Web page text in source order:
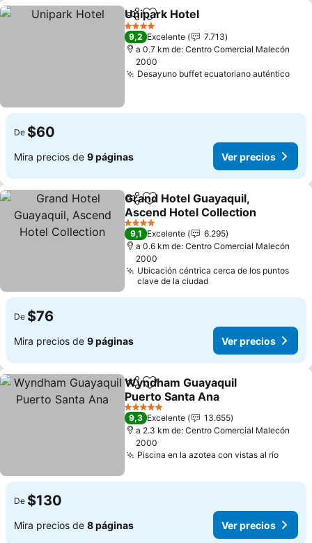
CompartirAgregar a favoritos
Unipark Hotel
4 Estrellas
9,2 Excelente
7.713
a 0.7 km de: Centro Comercial Malecón
2000
Desayuno buffet ecuatoriano auténticoVer
De $60
Mira precios de 9 páginas Ver precios
CompartirAgregar a favoritos
Grand Hotel Guayaquil,
Ascend Hotel Collection
Ver precios
4 Estrellas
9,1 Excelente
6.295
a 0.6 km de: Centro Comercial Malecón
2000
Ubicación céntrica cerca de los puntos
clave de la ciudad
De $76
Mira precios de 9 páginas Ver precios
CompartirAgregar a favoritos
Wyndham Guayaquil
Puerto Santa Ana
Ver precios
5 Estrellas
9,3 Excelente
13.655
a 2.3 km de: Centro Comercial Malecón
2000
Piscina en la azotea con vistas al ríoVer
De $130
Mira precios de 8 páginas Ver precios